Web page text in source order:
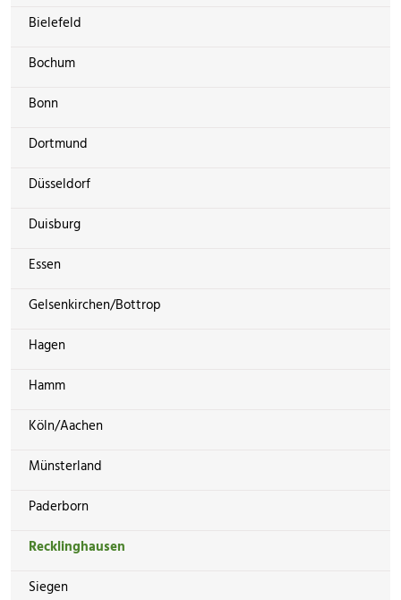
Bielefeld
Bochum
Bonn
Dortmund
Düsseldorf
Duisburg
Essen
Gelsenkirchen/Bottrop
Hagen
Hamm
Köln/Aachen
Münsterland
Paderborn
Recklinghausen
Siegen